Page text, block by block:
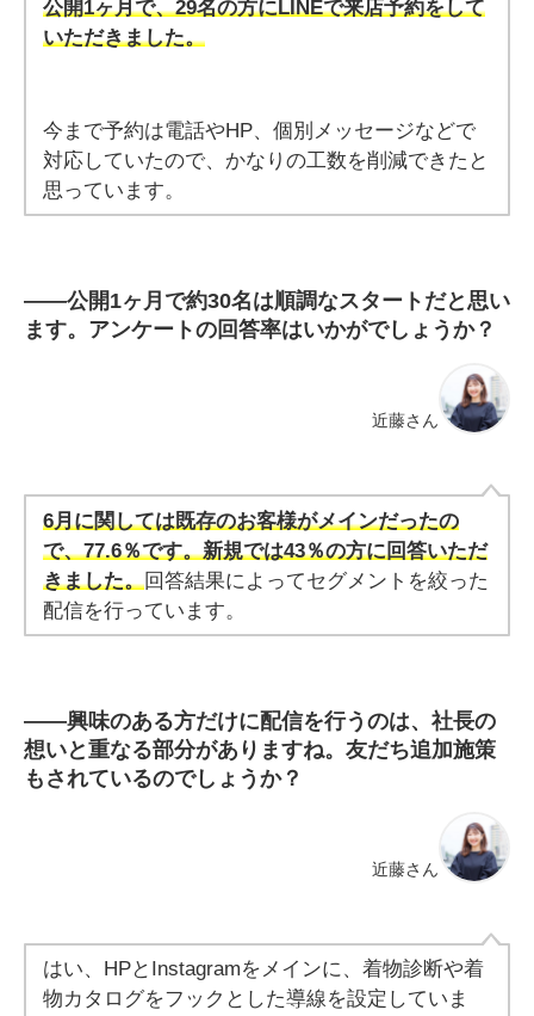
公開1ヶ月で、29名の方にLINEで来店予約をして
いただきました。
今まで予約は電話やHP、個別メッセージなどで
対応していたので、かなりの工数を削減できたと
思っています。
――公開1ヶ月で約30名は順調なスタートだと思い
ます。アンケートの回答率はいかがでしょうか？
近藤さん
6月に関しては既存のお客様がメインだったの
で、77.6％です。新規では43％の方に回答いただ
きました。回答結果によってセグメントを絞った
配信を行っています。
――興味のある方だけに配信を行うのは、社長の
想いと重なる部分がありますね。友だち追加施策
もされているのでしょうか？
近藤さん
はい、HPとInstagramをメインに、着物診断や着
物カタログをフックとした導線を設定していま